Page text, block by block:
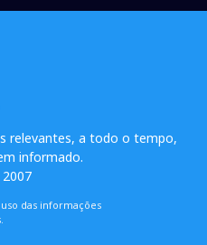
relevantes, a todo o tempo,
informado.
uso das informações